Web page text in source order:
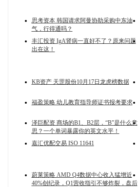
思考资本 韩国请求阿曼协助采购中东油
气，行得通吗？
丰汇投资 IgA肾病一直好不了？原来问题
出在这！
KB资产 天罡股份10月17日龙虎榜数据
福盈策略 幼儿教育指导师证书报考要求
泽巨配资 商场的B1、B2层，“B”是什么意
思？一个单词暴露你的英文水平！
嘉汇优配交易 ISO 11641
蔚莱策略 AMD Q4数据中心收入猛增近
40%创纪录，Q1营收指引不够炸裂，盘后